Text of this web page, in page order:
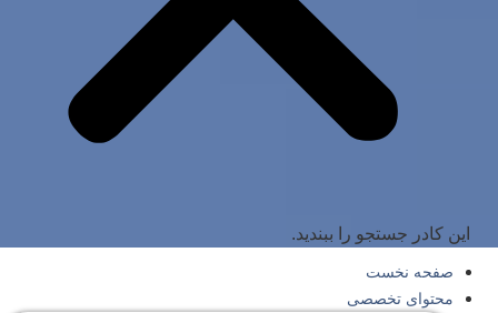
این کادر جستجو را ببندید.
صفحه‌ نخست
محتوای‌ تخصصی